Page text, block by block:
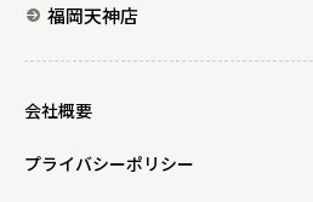
福岡天神店
会社概要
プライバシーポリシー